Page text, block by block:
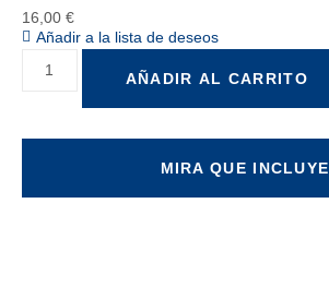
16,00 €
Añadir a la lista de deseos
AÑADIR AL CARRITO
MIRA QUE INCLUYE